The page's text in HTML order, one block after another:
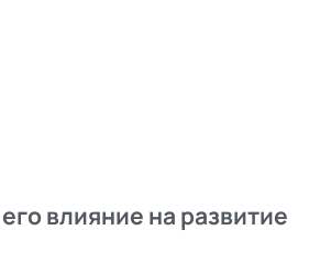
влияние на развитие